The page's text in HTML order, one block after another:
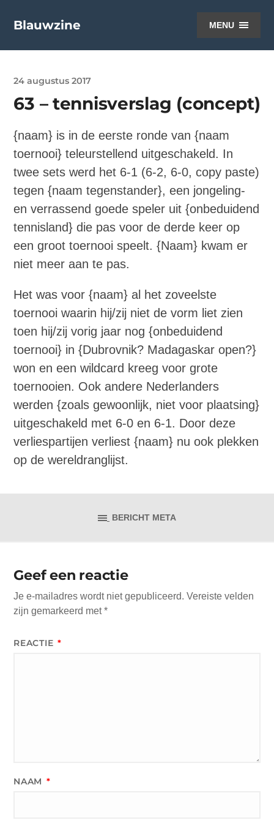
Blauwzine MENU
24 augustus 2017
63 – tennisverslag (concept)
{naam} is in de eerste ronde van {naam
toernooi} teleurstellend uitgeschakeld. In
twee sets werd het 6-1 (6-2, 6-0, copy paste)
tegen {naam tegenstander}, een jongeling-
en verrassend goede speler uit {onbeduidend
tennisland} die pas voor de derde keer op
een groot toernooi speelt. {Naam} kwam er
niet meer aan te pas.
Het was voor {naam} al het zoveelste
toernooi waarin hij/zij niet de vorm liet zien
toen hij/zij vorig jaar nog {onbeduidend
toernooi} in {Dubrovnik? Madagaskar open?}
won en een wildcard kreeg voor grote
toernooien. Ook andere Nederlanders
werden {zoals gewoonlijk, niet voor plaatsing}
uitgeschakeld met 6-0 en 6-1. Door deze
verliespartijen verliest {naam} nu ook plekken
op de wereldranglijst.
BERICHT META
Geef een reactie
Je e-mailadres wordt niet gepubliceerd. Vereiste velden
zijn gemarkeerd met*
REACTIE *
NAAM *